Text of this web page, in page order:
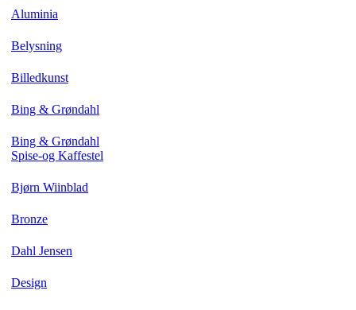
Aluminia
Belysning
Billedkunst
Bing & Grøndahl
Bing & Grøndahl
Spise-og Kaffestel
Bjørn Wiinblad
Bronze
Dahl Jensen
Design